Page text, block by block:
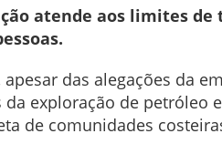
atende aos limites
das alegações da
exploração de
de comunidades